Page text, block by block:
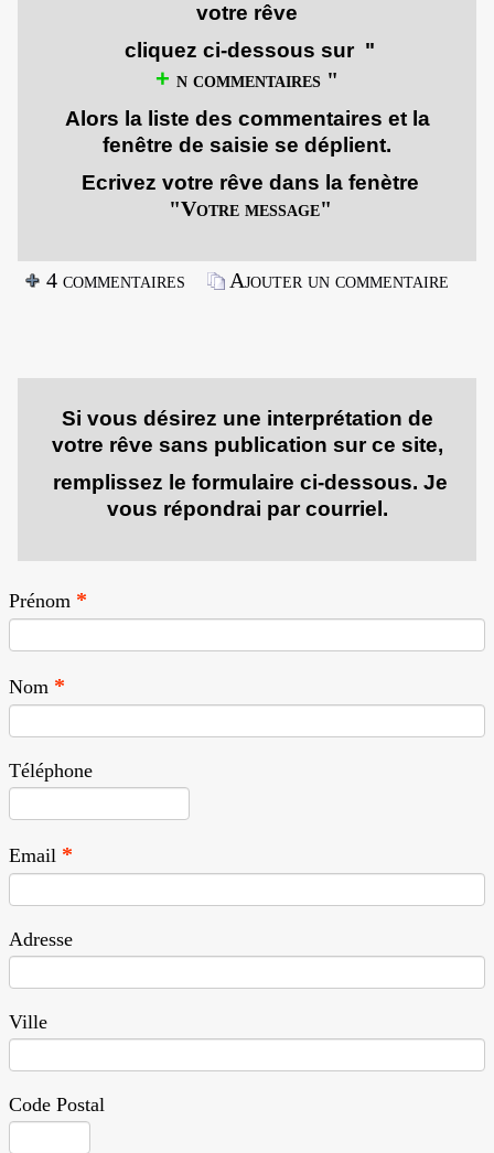
L'âme et ses symboles
votre rêve
cliquez ci-dessous sur "
+ n commentaires "
Alors la liste des commentaires et la
fenêtre de saisie se déplient.
Ecrivez votre rêve dans la fenètre
"Votre message"
4 commentaires Ajouter un commentaire
Si vous désirez une interprétation de
votre rêve sans publication sur ce site,
remplissez le formulaire ci-dessous. Je
vous répondrai par courriel.
Prénom
Nom
Téléphone
Email
Adresse
Ville
Code Postal